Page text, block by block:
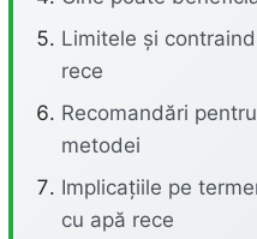
Limitele și
rece
Recomandări
metodei
Implicațiile pe
cu apă rece